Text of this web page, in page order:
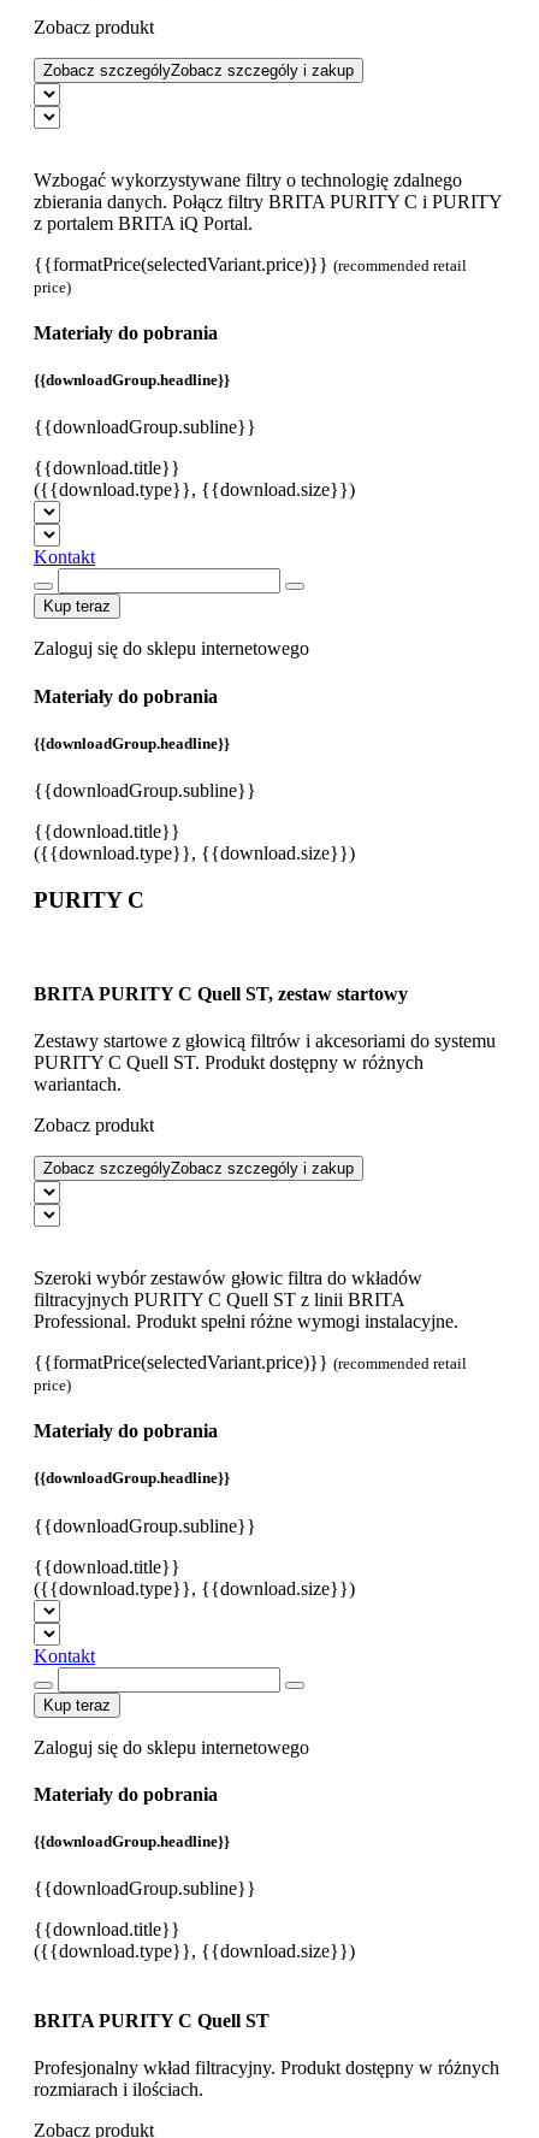
Zobacz produkt
Zobacz szczególyZobacz szczególy i zakup
Wzbogać wykorzystywane filtry o technologię zdalnego
zbierania danych. Połącz filtry BRITA PURITY C i PURITY
z portalem BRITA iQ Portal.
{{formatPrice(selectedVariant.price)}} (recommended retail
price)
Materiały do pobrania
{{downloadGroup.headline}}
{{downloadGroup.subline}}
{{download.title}}
({{download.type}}, {{download.size}})
Kontakt
Kup teraz
Zaloguj się do sklepu internetowego
Materiały do pobrania
{{downloadGroup.headline}}
{{downloadGroup.subline}}
{{download.title}}
({{download.type}}, {{download.size}})
PURITY C
BRITA PURITY C Quell ST, zestaw startowy
Zestawy startowe z głowicą filtrów i akcesoriami do systemu
PURITY C Quell ST. Produkt dostępny w różnych
wariantach.
Zobacz produkt
Zobacz szczególyZobacz szczególy i zakup
Szeroki wybór zestawów głowic filtra do wkładów
filtracyjnych PURITY C Quell ST z linii BRITA
Professional. Produkt spełni różne wymogi instalacyjne.
{{formatPrice(selectedVariant.price)}} (recommended retail
price)
Materiały do pobrania
{{downloadGroup.headline}}
{{downloadGroup.subline}}
{{download.title}}
({{download.type}}, {{download.size}})
Kontakt
Kup teraz
Zaloguj się do sklepu internetowego
Materiały do pobrania
{{downloadGroup.headline}}
{{downloadGroup.subline}}
{{download.title}}
({{download.type}}, {{download.size}})
BRITA PURITY C Quell ST
Profesjonalny wkład filtracyjny. Produkt dostępny w różnych
rozmiarach i ilościach.
Zobacz produkt